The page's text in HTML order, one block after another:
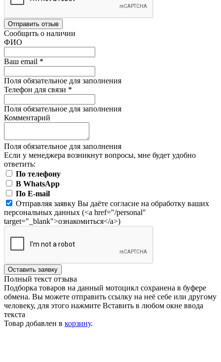
Отправить отзыв
Сообщить о наличии
ФИО
Ваш email *
Поля обязательное для заполнения
Телефон для связи *
Поля обязательное для заполнения
Комментарий
Поля обязательное для заполнения
Если у менеджера возникнут вопросы, мне будет удобно
ответить:
По телефону
В WhatsApp
По E-mail
Отправляя заявку Вы даёте согласие на обработку ваших
персональных данных (<a href="/personal"
target="_blank">ознакомиться</a>)
Оставить заявку
Полный текст отзыва
Подборка товаров на данный мотоцикл сохранена в буфере
обмена. Вы можете отправить ссылку на неё себе или другому
человеку, для этого нажмите Вставить в любом окне ввода
текста
Товар добавлен в корзину.